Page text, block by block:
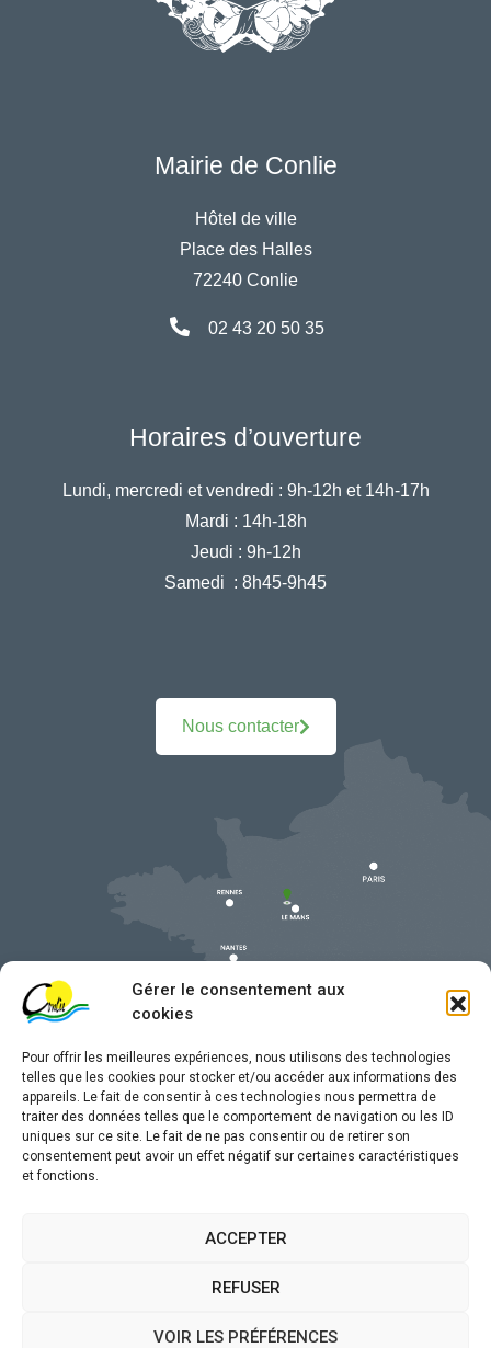
Gérer le consentement aux
cookies
Pour offrir les meilleures expériences, nous utilisons des technologies
telles que les cookies pour stocker et/ou accéder aux informations des
appareils. Le fait de consentir à ces technologies nous permettra de
traiter des données telles que le comportement de navigation ou les ID
uniques sur ce site. Le fait de ne pas consentir ou de retirer son
consentement peut avoir un effet négatif sur certaines caractéristiques
et fonctions.
ACCEPTER
REFUSER
VOIR LES PRÉFÉRENCES
Mairie de Conlie
Hôtel de ville
Place des Halles
72240 Conlie
02 43 20 50 35
Horaires d’ouverture
Lundi, mercredi et vendredi : 9h-12h et 14h-17h
Mardi : 14h-18h
Jeudi : 9h-12h
Samedi : 8h45-9h45
Nous contacter
Mentions légales
Traitement de données personnelles